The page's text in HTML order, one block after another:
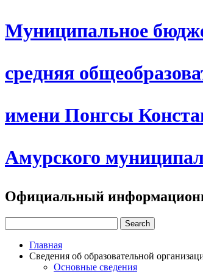
Муниципальное
средняя
имени Понгсы
Амурского
Официальный
Главная
Сведения об образовательной
Основные сведения